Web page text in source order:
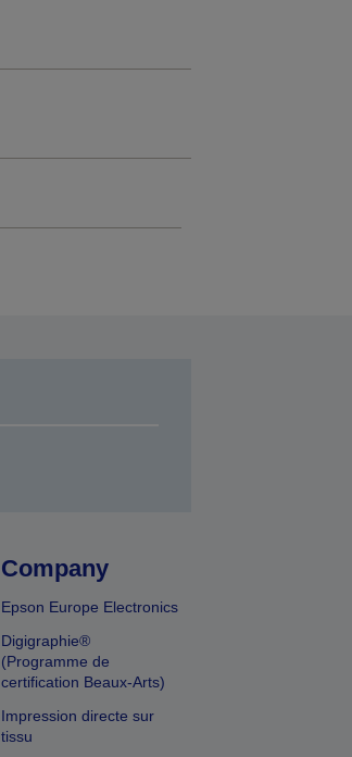
Company
Epson Europe Electronics
Digigraphie®
(Programme de
certification Beaux-Arts)
Impression directe sur
tissu